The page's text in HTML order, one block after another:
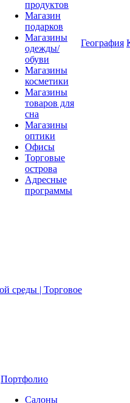
продуктов
Магазин
подарков
Магазины
одежды/
обуви
Магазины
косметики
Магазины
товаров для
сна
Магазины
оптики
Офисы
Торговые
острова
Адресные
программы
География
Портфолио
Салоны